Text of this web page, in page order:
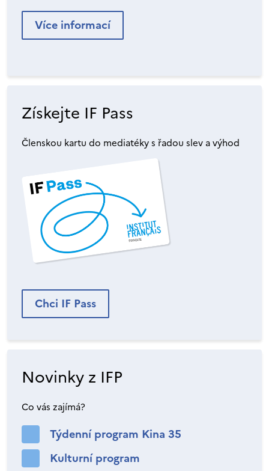
Více informací
Získejte IF Pass
Členskou kartu do mediatéky s řadou slev a výhod
Chci IF Pass
Novinky z IFP
Co vás zajímá?
Týdenní program Kina 35
Kulturní program